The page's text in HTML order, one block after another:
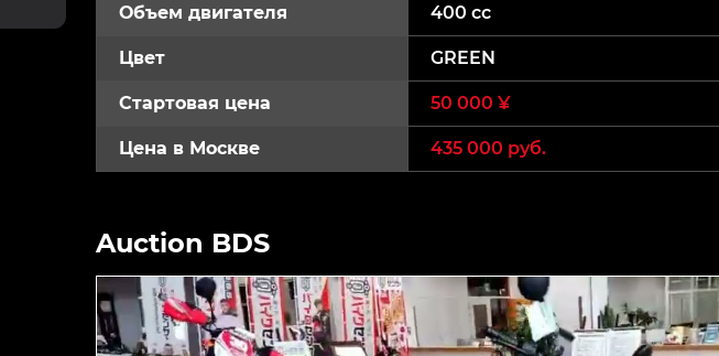
Объем двигателя 400 cc
Цвет GREEN
Стартовая цена 50 000 ¥
Цена в Москве 435 000 руб.
Auction BDS